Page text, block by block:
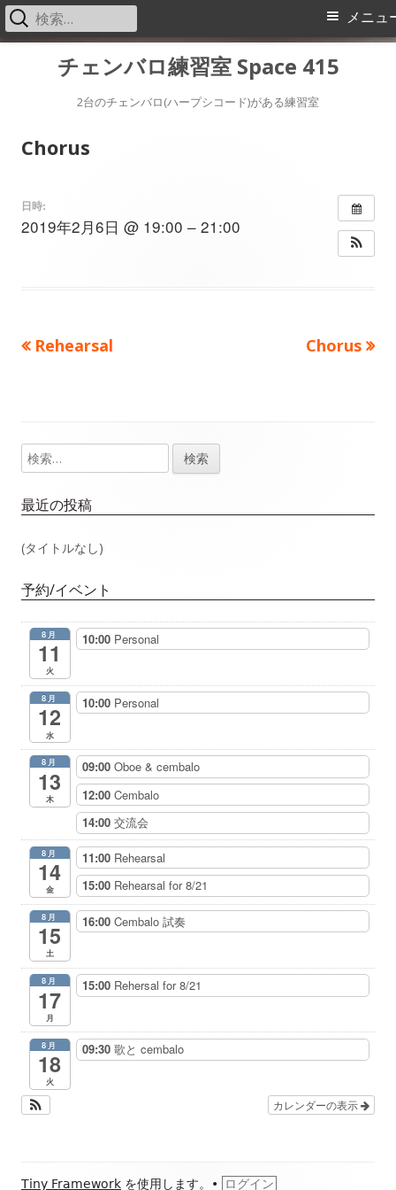
チェンバロ練習室 Space 415
2台のチェンバロ(ハープシコード)がある練習室
メ
メニュ
検
索:
Chorus
日時:
2019年2月6日 @ 19:00 – 21:00
投
ビ
ゲ
ー
シ
ョ
ン
前
Rehearsal
次
Chorus
メ
イ
ン
ド
バ
検
索:
最近の投稿
(タイトルなし)
予約/イベント
8月
11
火
10:00 Personal
8月
12
水
10:00 Personal
8月
13
木
09:00 Oboe & cembalo
12:00 Cembalo
14:00 交流会
8月
14
金
11:00 Rehearsal
15:00 Rehearsal for 8/21
8月
15
土
16:00 Cembalo 試奏
8月
17
月
15:00 Rehersal for 8/21
8月
18
火
09:30 歌と cembalo
カレンダーの表示
フ
Tiny Framework を使用します。 • ログイン